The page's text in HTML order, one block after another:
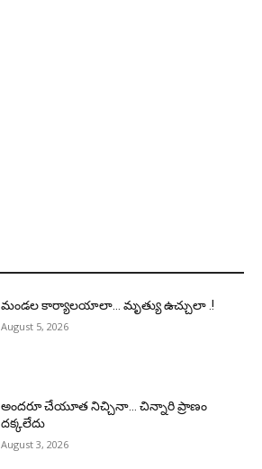
మండల కార్యాలయాలా… మృత్యు ఉచ్చులా .!
August 5, 2026
అందరూ చేయూత నిచ్చినా… చిన్నారి ప్రాణం
దక్కలేదు
August 3, 2026